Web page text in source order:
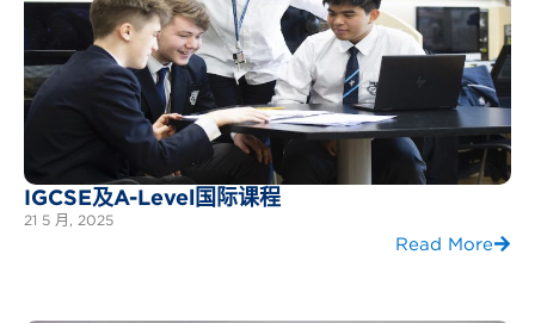
IGCSE及A-Level国际课程
21 5 月, 2025
Read More